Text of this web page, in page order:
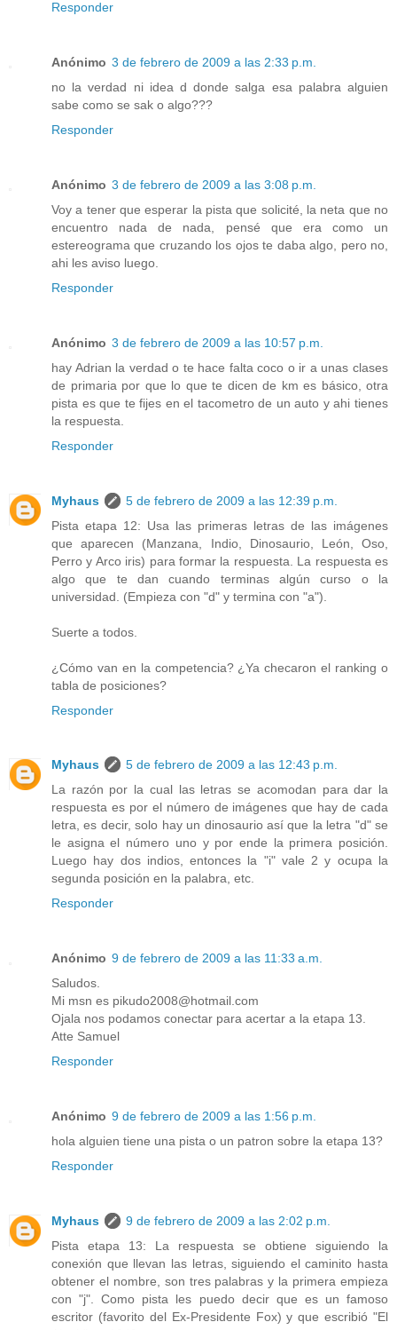
Responder
Anónimo 3 de febrero de 2009 a las 2:33 p.m.
no la verdad ni idea d donde salga esa palabra alguien
sabe como se sak o algo???
Responder
Anónimo 3 de febrero de 2009 a las 3:08 p.m.
Voy a tener que esperar la pista que solicité, la neta que no
encuentro nada de nada, pensé que era como un
estereograma que cruzando los ojos te daba algo, pero no,
ahi les aviso luego.
Responder
Anónimo 3 de febrero de 2009 a las 10:57 p.m.
hay Adrian la verdad o te hace falta coco o ir a unas clases
de primaria por que lo que te dicen de km es básico, otra
pista es que te fijes en el tacometro de un auto y ahi tienes
la respuesta.
Responder
Myhaus
5 de febrero de 2009 a las 12:39 p.m.
Pista etapa 12: Usa las primeras letras de las imágenes
que aparecen (Manzana, Indio, Dinosaurio, León, Oso,
Perro y Arco iris) para formar la respuesta. La respuesta es
algo que te dan cuando terminas algún curso o la
universidad. (Empieza con "d" y termina con "a").
Suerte a todos.
¿Cómo van en la competencia? ¿Ya checaron el ranking o
tabla de posiciones?
Responder
Myhaus
5 de febrero de 2009 a las 12:43 p.m.
La razón por la cual las letras se acomodan para dar la
respuesta es por el número de imágenes que hay de cada
letra, es decir, solo hay un dinosaurio así que la letra "d" se
le asigna el número uno y por ende la primera posición.
Luego hay dos indios, entonces la "i" vale 2 y ocupa la
segunda posición en la palabra, etc.
Responder
Anónimo 9 de febrero de 2009 a las 11:33 a.m.
Saludos.
Mi msn es pikudo2008@hotmail.com
Ojala nos podamos conectar para acertar a la etapa 13.
Atte Samuel
Responder
Anónimo 9 de febrero de 2009 a las 1:56 p.m.
hola alguien tiene una pista o un patron sobre la etapa 13?
Responder
Myhaus
9 de febrero de 2009 a las 2:02 p.m.
Pista etapa 13: La respuesta se obtiene siguiendo la
conexión que llevan las letras, siguiendo el caminito hasta
obtener el nombre, son tres palabras y la primera empieza
con "j". Como pista les puedo decir que es un famoso
escritor (favorito del Ex-Presidente Fox) y que escribió "El